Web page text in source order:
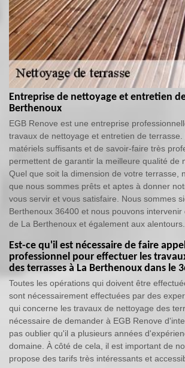
Entreprise de nettoyage et entretien
Berthenoux
EGB Renove est une entreprise
travaux de nettoyage et entretien de
matériels suffisants et de savoir-faire très
permettent de garantir la meilleure qualité de
Quel que soit la dimension de votre terrasse,
que nous sommes prêts et aptes à donner
vous servir et vous satisfaire. Nous sommes
Berthenoux 36400 et nous pouvons intervenir
de La Berthenoux et également aux alentours.
Est-ce qu'il est nécessaire de faire
professionnel pour effectuer les
des terrasses à La Berthenoux dans le
Toutes les opérations qui doivent être
sont nécessairement effectuées par des
qui concerne les travaux de nettoyage des
nécessaire de demander à EGB Renove
pas oublier qu'il a plusieurs années
domaine. À côté de cela, il est important de
propose des tarifs très intéressants et